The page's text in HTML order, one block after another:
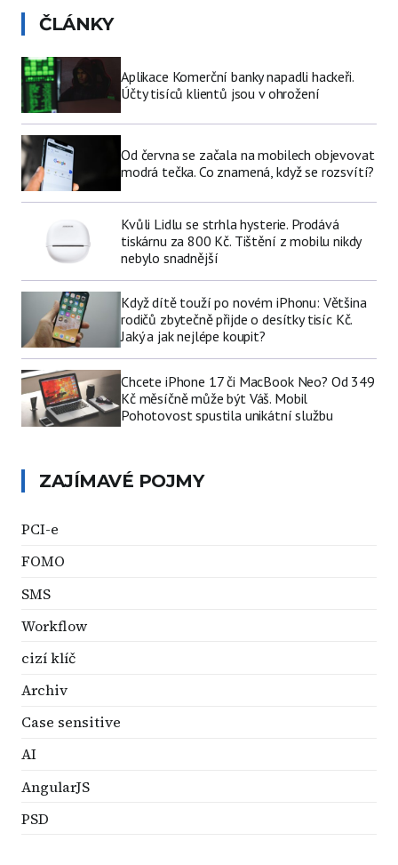
ČLÁNKY
Aplikace Komerční banky napadli hackeři.
Účty tisíců klientů jsou v ohrožení
Od června se začala na mobilech objevovat
modrá tečka. Co znamená, když se rozsvítí?
Kvůli Lidlu se strhla hysterie. Prodává
tiskárnu za 800 Kč. Tištění z mobilu nikdy
nebylo snadnější
Když dítě touží po novém iPhonu: Většina
rodičů zbytečně přijde o desítky tisíc Kč.
Jaký a jak nejlépe koupit?
Chcete iPhone 17 či MacBook Neo? Od 349
Kč měsíčně může být Váš. Mobil
Pohotovost spustila unikátní službu
ZAJÍMAVÉ POJMY
PCI-e
FOMO
SMS
Workflow
cizí klíč
Archiv
Case sensitive
AI
AngularJS
PSD